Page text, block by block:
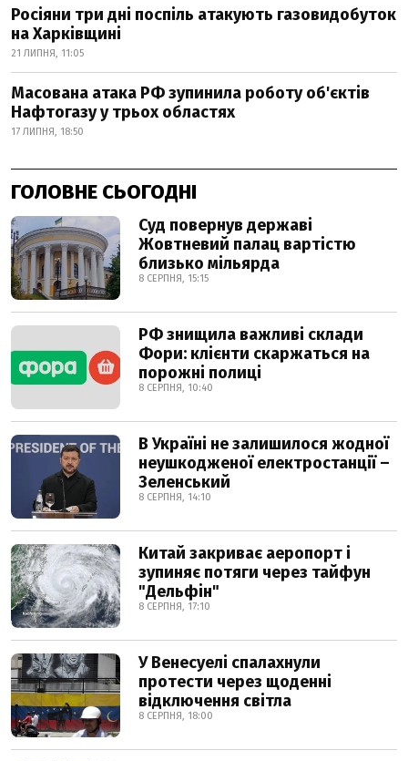
Росіяни три дні поспіль атакують газовидобуток
на Харківщині
21 ЛИПНЯ, 11:05
Масована атака РФ зупинила роботу об'єктів
Нафтогазу у трьох областях
17 ЛИПНЯ, 18:50
ГОЛОВНЕ СЬОГОДНІ
Суд повернув державі
Жовтневий палац вартістю
близько мільярда
8 СЕРПНЯ, 15:15
РФ знищила важливі склади
Фори: клієнти скаржаться на
порожні полиці
8 СЕРПНЯ, 10:40
В Україні не залишилося жодної
неушкодженої електростанції –
Зеленський
8 СЕРПНЯ, 14:10
Китай закриває аеропорт і
зупиняє потяги через тайфун
"Дельфін"
8 СЕРПНЯ, 17:10
У Венесуелі спалахнули
протести через щоденні
відключення світла
8 СЕРПНЯ, 18:00